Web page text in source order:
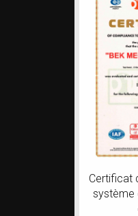
Certificat
système